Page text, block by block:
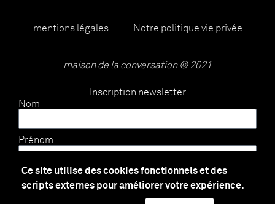
Ce site utilise des cookies fonctionnels et des
scripts externes pour améliorer votre expérience.
mentions légales Notre politique vie privée
maison de la conversation © 2021
Inscription newsletter
Nom
Prénom
E-mail